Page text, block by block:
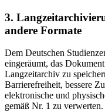
3.
andere Formate
Dem Deutschen
eingeräumt, das
Langzeitarchiv zu
Barrierefreiheit, bessere
elektronische und
gemäß Nr. 1 zu verwerten.